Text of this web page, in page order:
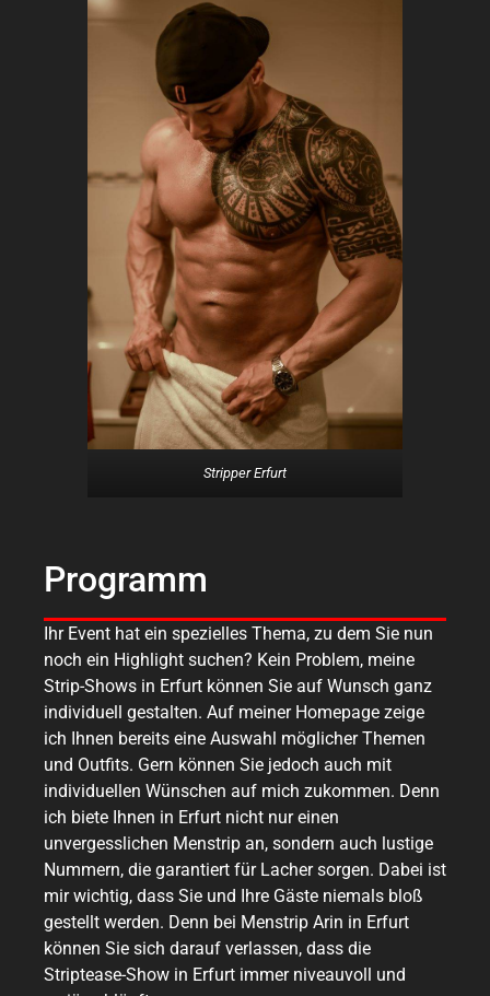
Stripper Erfurt
Programm
Ihr Event hat ein spezielles Thema, zu dem Sie nun
noch ein Highlight suchen? Kein Problem, meine
Strip-Shows in Erfurt können Sie auf Wunsch ganz
individuell gestalten. Auf meiner Homepage zeige
ich Ihnen bereits eine Auswahl möglicher Themen
und Outfits. Gern können Sie jedoch auch mit
individuellen Wünschen auf mich zukommen. Denn
ich biete Ihnen in Erfurt nicht nur einen
unvergesslichen Menstrip an, sondern auch lustige
Nummern, die garantiert für Lacher sorgen. Dabei ist
mir wichtig, dass Sie und Ihre Gäste niemals bloß
gestellt werden. Denn bei Menstrip Arin in Erfurt
können Sie sich darauf verlassen, dass die
Striptease-Show in Erfurt immer niveauvoll und